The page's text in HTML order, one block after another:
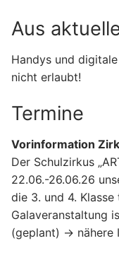
Aus
Handys und
nicht erlaubt!
Termine
Vorinformation
Der Schulzirkus
22.06.-26.06.26
die 3. und 4.
Galaveranstaltung
(geplant) -> nähere